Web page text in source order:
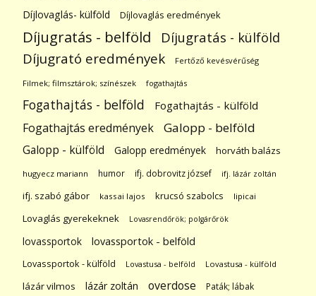
Díjlovaglás- külföld
Díjlovaglás eredmények
Díjugratás - belföld Díjugratás - külföld
Díjugrató eredmények Fertőző kevésvérűség
Filmek; filmsztárok; színészek fogathajtás
Fogathajtás - belföld Fogathajtás - külföld
Fogathajtás eredmények Galopp - belföld
Galopp - külföld Galopp eredmények horváth balázs
hugyecz mariann humor ifj. dobrovitz józsef ifj. lázár zoltán
ifj. szabó gábor kassai lajos krucsó szabolcs lipicai
Lovaglás gyerekeknek Lovasrendőrök; polgárőrök
lovassportok lovassportok - belföld
Lovassportok - külföld Lovastusa - belföld Lovastusa - külföld
lázár vilmos lázár zoltán overdose Paták; lábak